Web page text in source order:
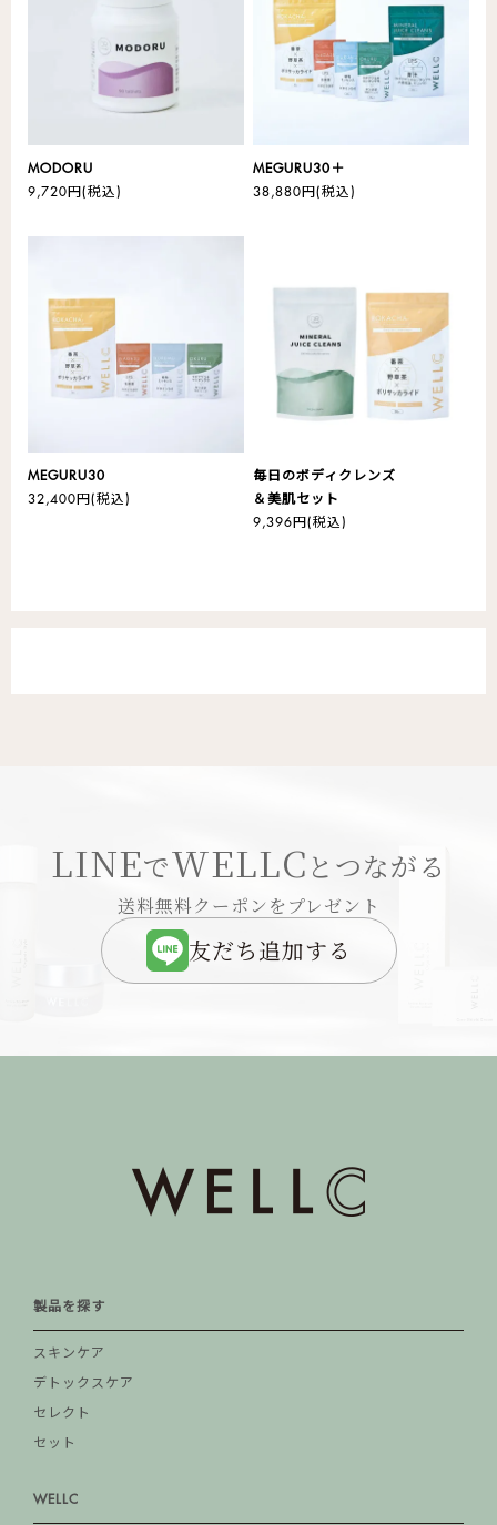
MODORU
9,720円 (税込)
MEGURU30＋
38,880円 (税込)
MEGURU30
32,400円 (税込)
毎日のボディクレンズ
＆美肌セット
9,396円 (税込)
LINEでWELLC とつながる
送料無料クーポンをプレゼント
友だち追加する
製品を探す
スキンケア
デトックスケア
セレクト
セット
WELLC